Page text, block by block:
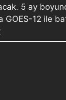
5 ay
12 ile